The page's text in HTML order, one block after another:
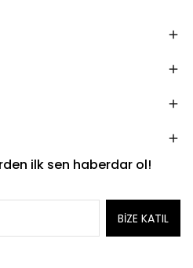
ilk sen haberdar ol!
BİZE KATIL